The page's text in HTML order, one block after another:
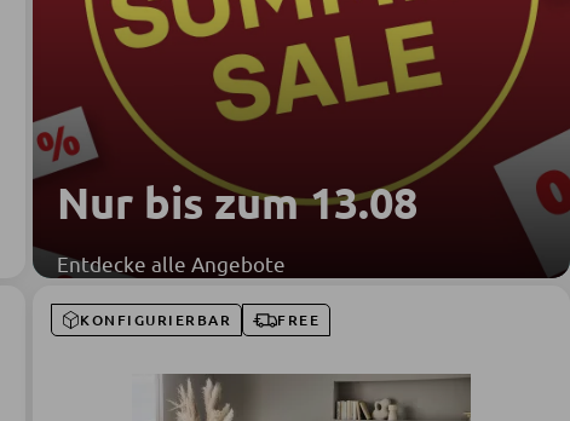
Nur bis zum 13.08
Entdecke alle Angebote
KONFIGURIERBAR FREE